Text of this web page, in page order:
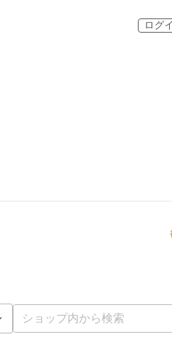
ログ